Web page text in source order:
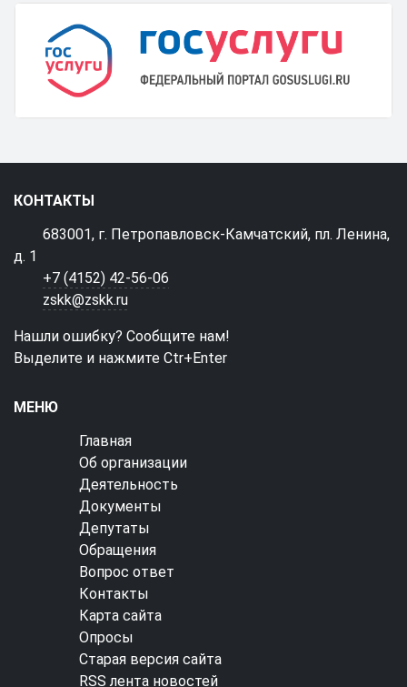
КОНТАКТЫ
683001, г. Петропавловск-Камчатский, пл. Ленина,
д. 1
+7 (4152) 42-56-06
zskk@zskk.ru
Нашли ошибку? Сообщите нам!
Выделите и нажмите Ctr+Enter
МЕНЮ
Главная
Об организации
Деятельность
Документы
Депутаты
Обращения
Вопрос ответ
Контакты
Карта сайта
Опросы
Старая версия сайта
RSS лента новостей